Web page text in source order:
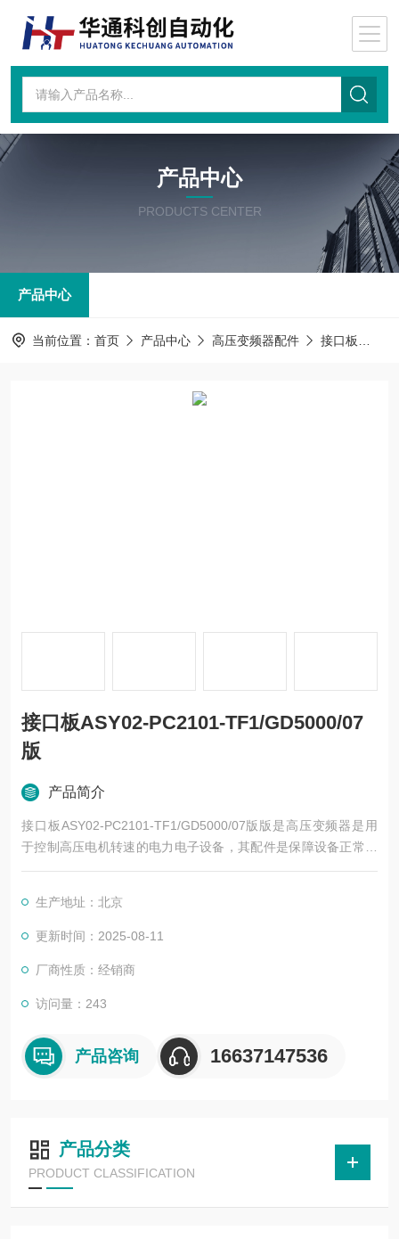
产品中心
PRODUCTS CENTER
产品中心
当前位置： 首页 产品中心 高压变频器配件 接口板
接口板ASY02-PC2101-TF1/GD5000/07
版
产品简介
接口板ASY02-PC2101-TF1/GD5000/07版版是高压变频器是用
于控制高压电机转速的电力电子设备，其配件是保障设备正常运
行、实现功能扩展及维护维修的重要组成部分。这些配件种类繁
生产地址：北京
更新时间：2025-08-11
厂商性质：经销商
访问量：243
产品咨询 16637147536
产品分类
PRODUCT CLASSIFICATION